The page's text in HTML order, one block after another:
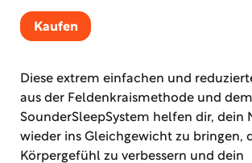
Kaufen
Diese extrem einfachen und
aus der Feldenkraismethode und dem
SounderSleepSystem helfen dir, dein
wieder ins Gleichgewicht zu bringen,
Körpergefühl zu verbessern und dein